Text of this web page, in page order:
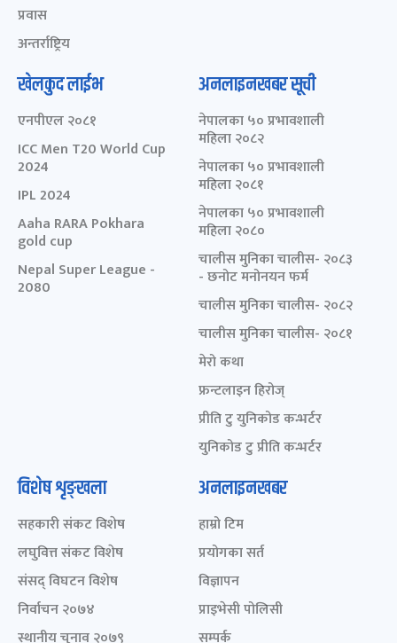
प्रवास
अन्तर्राष्ट्रिय
खेलकुद लाईभ
एनपीएल २०८१
ICC Men T20 World Cup
2024
IPL 2024
Aaha RARA Pokhara
gold cup
Nepal Super League -
2080
अनलाइनखबर सूची
नेपालका ५० प्रभावशाली
महिला २०८२
नेपालका ५० प्रभावशाली
महिला २०८१
नेपालका ५० प्रभावशाली
महिला २०८०
चालीस मुनिका चालीस- २०८३
- छनोट मनोनयन फर्म
चालीस मुनिका चालीस- २०८२
चालीस मुनिका चालीस- २०८१
मेरो कथा
फ्रन्टलाइन हिरोज्
प्रीति टु युनिकोड कन्भर्टर
युनिकोड टु प्रीति कन्भर्टर
विशेष शृङ्खला
सहकारी संकट विशेष
लघुवित्त संकट विशेष
संसद् विघटन विशेष
निर्वाचन २०७४
स्थानीय चुनाव २०७९
अनलाइनखबर
हाम्रो टिम
प्रयोगका सर्त
विज्ञापन
प्राइभेसी पोलिसी
सम्पर्क